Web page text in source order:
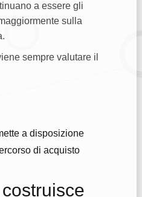
a essere gli
sulla
sempre valutare il
a disposizione
di acquisto